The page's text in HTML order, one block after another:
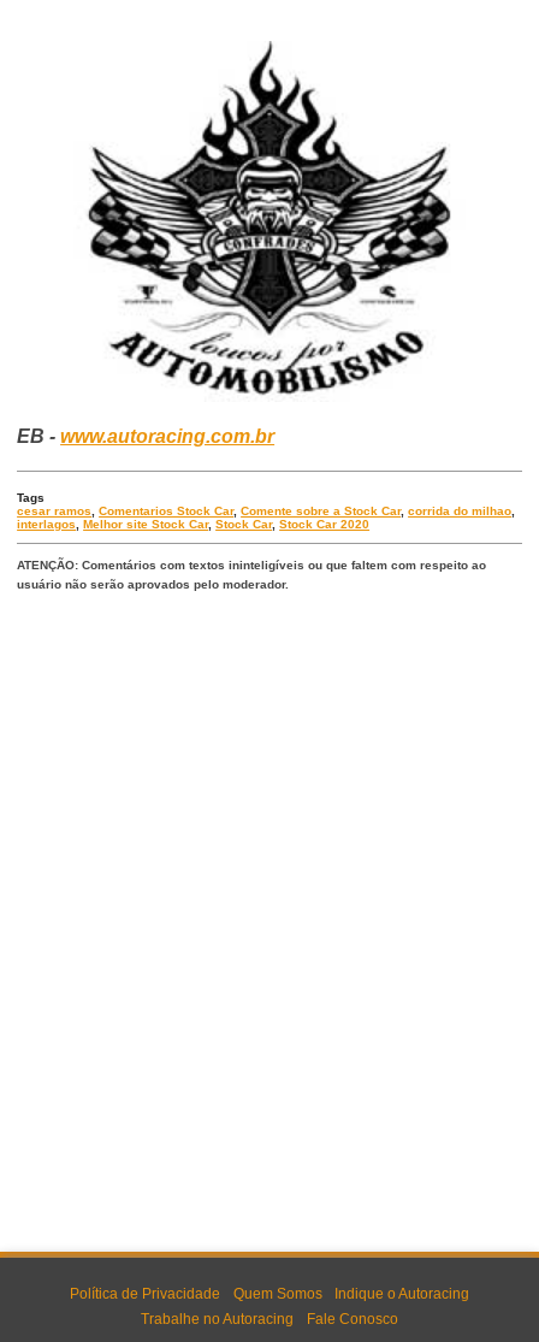
EB -www.autoracing.com.br
Tags
cesar ramos
,Comentarios Stock Car,Comente sobre a Stock Car,corrida do milhao
interlagos
,Melhor site Stock Car,Stock Car,Stock Car 2020
ATENÇÃO: Comentários com textos ininteligíveis ou que faltem com respeito ao
usuário não serão aprovados pelo moderador.
Política de Privacidade Quem Somos
Indique o Autoracing
Trabalhe no Autoracing
Fale Conosco